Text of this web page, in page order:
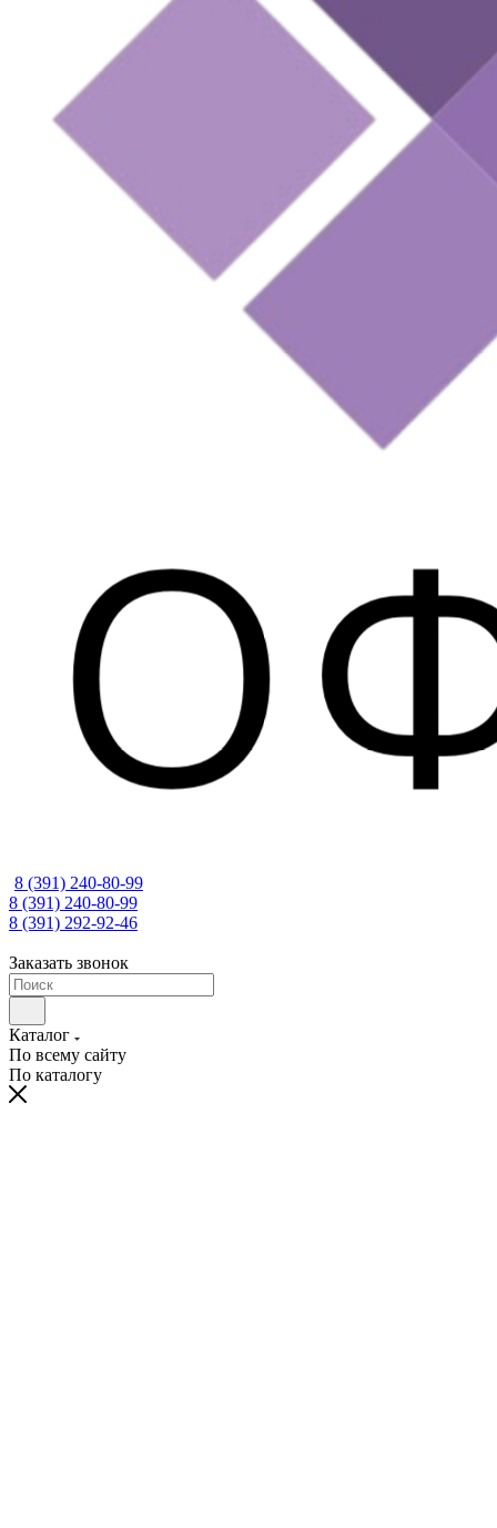
8 (391) 240-80-99
8 (391) 240-80-99
8 (391) 292-92-46
Заказать звонок
Каталог
По всему сайту
По каталогу